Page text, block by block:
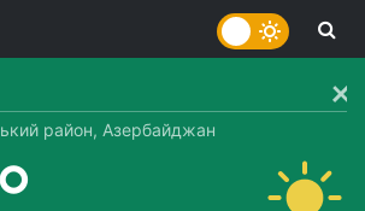
район, Азербайджан